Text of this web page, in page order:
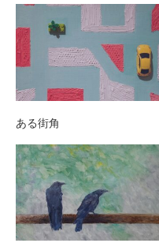
ある街角